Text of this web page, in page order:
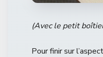
(Avec le petit
Pour finir sur